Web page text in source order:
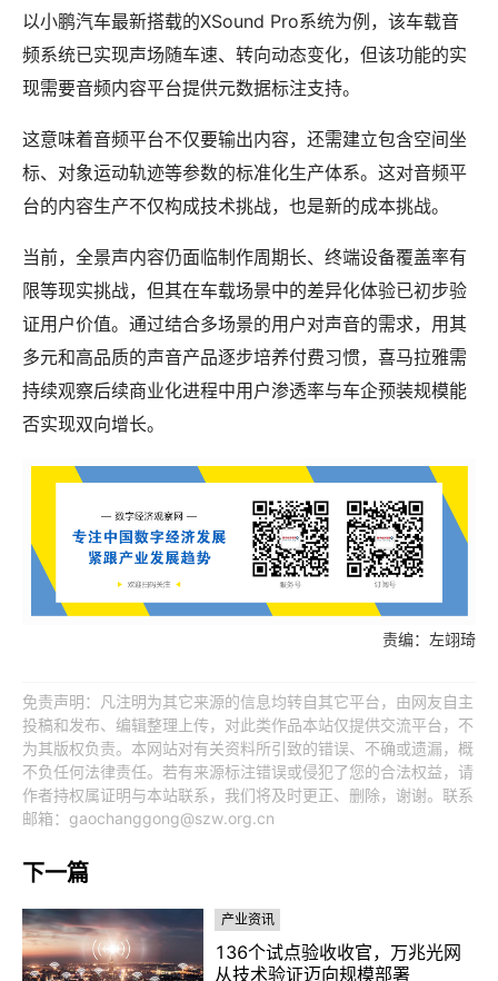
以小鹏汽车最新搭载的XSound Pro系统为例，该车载音
频系统已实现声场随车速、转向动态变化，但该功能的实
现需要音频内容平台提供元数据标注支持。
这意味着音频平台不仅要输出内容，还需建立包含空间坐
标、对象运动轨迹等参数的标准化生产体系。这对音频平
台的内容生产不仅构成技术挑战，也是新的成本挑战。
当前，全景声内容仍面临制作周期长、终端设备覆盖率有
限等现实挑战，但其在车载场景中的差异化体验已初步验
证用户价值。通过结合多场景的用户对声音的需求，用其
多元和高品质的声音产品逐步培养付费习惯，喜马拉雅需
持续观察后续商业化进程中用户渗透率与车企预装规模能
否实现双向增长。
责编：左翊琦
免责声明：凡注明为其它来源的信息均转自其它平台，由网友自主
投稿和发布、编辑整理上传，对此类作品本站仅提供交流平台，不
为其版权负责。本网站对有关资料所引致的错误、不确或遗漏，概
不负任何法律责任。若有来源标注错误或侵犯了您的合法权益，请
作者持权属证明与本站联系，我们将及时更正、删除，谢谢。联系
邮箱：gaochanggong@szw.org.cn
下一篇
产业资讯
136个试点验收收官，万兆光网
从技术验证迈向规模部署